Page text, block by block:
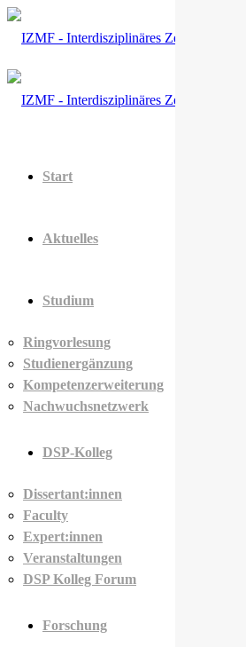
Start
Aktuelles
Studium
Ringvorlesung
Studienergänzung
Kompetenzerweiterung
Nachwuchsnetzwerk
DSP-Kolleg
Dissertant:innen
Faculty
Expert:innen
Veranstaltungen
DSP Kolleg Forum
Forschung